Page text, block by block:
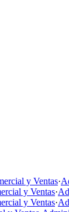
y Ventas·
y Ventas·
y Ventas·